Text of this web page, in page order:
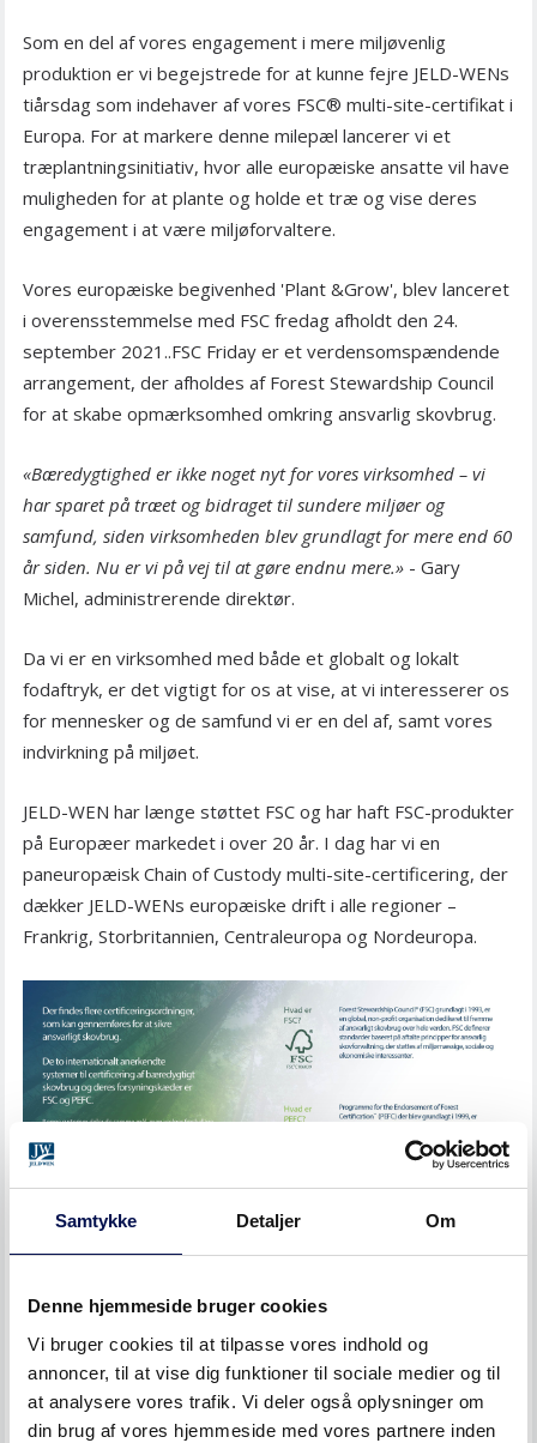
Samtykke Detaljer Om
Denne hjemmeside bruger cookies
Vi bruger cookies til at tilpasse vores indhold og
annoncer, til at vise dig funktioner til sociale medier og til
at analysere vores trafik. Vi deler også oplysninger om
din brug af vores hjemmeside med vores partnere inden
Som en del af vores engagement i mere miljøvenlig
produktion er vi begejstrede for at kunne fejre JELD-WENs
tiårsdag som indehaver af vores FSC® multi-site-certifikat i
Europa. For at markere denne milepæl lancerer vi et
træplantningsinitiativ, hvor alle europæiske ansatte vil have
muligheden for at plante og holde et træ og vise deres
engagement i at være miljøforvaltere.
Vores europæiske begivenhed 'Plant &Grow', blev lanceret
i overensstemmelse med FSC fredag afholdt den 24.
september 2021..FSC Friday er et verdensomspændende
arrangement, der afholdes af Forest Stewardship Council
for at skabe opmærksomhed omkring ansvarlig skovbrug.
«Bæredygtighed er ikke noget nyt for vores virksomhed – vi
har sparet på træet og bidraget til sundere miljøer og
samfund, siden virksomheden blev grundlagt for mere end 60
år siden. Nu er vi på vej til at gøre endnu mere.» - Gary
Michel, administrerende direktør.
Da vi er en virksomhed med både et globalt og lokalt
fodaftryk, er det vigtigt for os at vise, at vi interesserer os
for mennesker og de samfund vi er en del af, samt vores
indvirkning på miljøet.
JELD-WEN har længe støttet FSC og har haft FSC-produkter
på Europæer markedet i over 20 år. I dag har vi en
paneuropæisk Chain of Custody multi-site-certificering, der
dækker JELD-WENs europæiske drift i alle regioner –
Frankrig, Storbritannien, Centraleuropa og Nordeuropa.
FSC står for «Forest Stewardship Council®». Det er en
international nonprofitorganisation, som har til formål at
fremme ansvarlig skovbrug. FSC certificerer skove over
hele verden for at sikre, at de møder de højeste